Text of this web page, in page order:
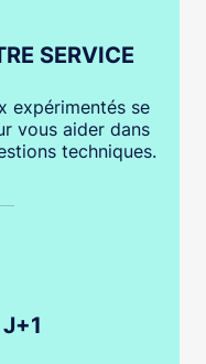
SERVICE
expérimentés se
vous aider dans
techniques.